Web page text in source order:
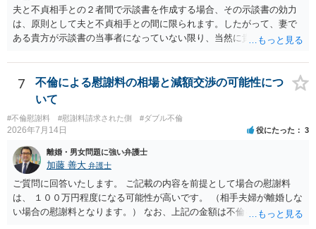
クがありますので、むしろ、原則としては、清算条項を記載するべき
であるとお考えいただくといいです。 ご質問に対する回答は以上で
すが、可能であれば、ご依頼になるかは別として、お近くの弁護士に
お勧めいたします。 ご参考にしていただければ幸いです。
夫と不貞相手との２者間で示談書を作成する場合、その示談書の効力
は、原則として夫と不貞相手との間に限られます。したがって、妻で
ある貴方が示談書の当事者になっていない限り、当然に貴方の不貞慰
避けるためには、示談書の中に「本示談は夫と不貞相手との間の清算
に限るものであり、妻の不貞相手に対する慰謝料請求権を放棄・制限
するものではない」旨を明記しておく方が安全です。また、清算条項
を入れる場合にも、「夫と不貞相手との間に限る」と対象を明確にす
べきです。 他方、不貞相手が夫から示談金を受け取る場合、その名目
や内容によっては、後に貴方が不貞相手へ慰謝料請求する際、不貞相
手側から「すでに夫との間で一定の清算がされている」「夫側から支
払を受けた」などと（その当否は別として）反論等されてこじれてし
まう可能性があります。そのため、示談金の趣旨、清算対象、妻の請
求権への影響を明確にしておくことが重要です。示談金１８０万円の
妥当性については、中絶、精神的苦痛、通院・治療の有無、診断内
容、夫の説明内容、妊娠・中絶に至る経緯等によって変わります。中
7
不倫による慰謝料の相場と減額交渉の可能性につ
いて
#不倫慰謝料 #慰謝料請求された側 #ダブル不倫
2026年7月14日 役にたった 3
離婚・男女問題に強い弁護士
加藤 善大 弁護士
ご質問に回答いたします。 ご記載の内容を前提として場合の慰謝料
は、 １００万円程度になる可能性が高いです。 （相手夫婦が離婚しな
い場合の慰謝料となります。） なお、上記の金額は不倫をした２名が